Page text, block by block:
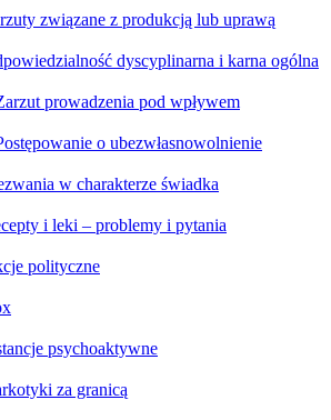
związane z produkcją lub uprawą
dyscyplinarna i karna ogólna
prowadzenia pod wpływem
o ubezwłasnowolnienie
w charakterze świadka
i leki – problemy i pytania
polityczne
psychoaktywne
za granicą